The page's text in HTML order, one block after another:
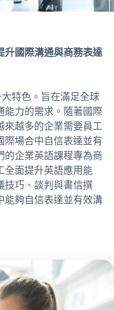
升國際溝通與商務表達
特色。旨在滿足全球
能力的需求。隨著國際
來越多的企業需要員工
際場合中自信表達並有
的企業英語課程專為商
全面提升英語應用能
技巧、談判與書信撰
能夠自信表達並有效溝